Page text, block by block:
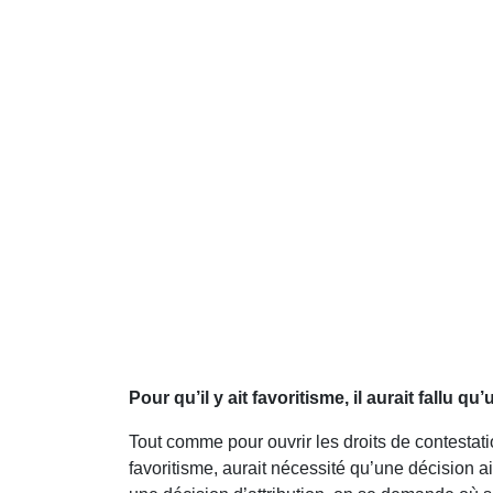
Pour qu’il y ait favoritisme, il aurait fallu
Tout comme pour ouvrir les droits de
favoritisme, aurait nécessité qu’une décision